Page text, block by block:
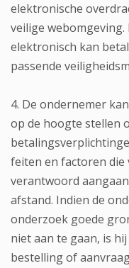
elektronische
veilige
elektronisch kan
passende
4. De ondernemer
op de hoogte stellen
feiten en factoren die
verantwoord
afstand. Indien de
onderzoek goede
niet aan te gaan, is
bestelling of